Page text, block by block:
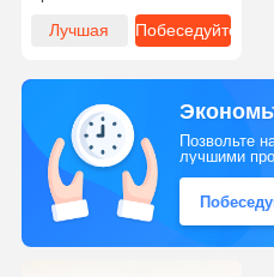
Лучшая
Побеседуйте
Позвольте
лучшими